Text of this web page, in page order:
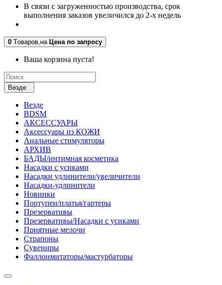
В связи с загруженностью производства, срок
выполнения заказов увеличился до 2-х недель
0 Tоваров, на Цена по запросу
Ваша корзина пуста!
Везде
Везде
BDSM
АКСЕССУАРЫ
Аксессуары из КОЖИ
Анальные стимуляторы
АРХИВ
БАДЫ/интимная косметика
Насадки с усиками
Насадки удлинители/увеличители
Насадки-удлинители
Новинки
Портупеи/платья/гартеры
Презервативы
Презервативы/Насадки с усиками
Приятные мелочи
Страпоны
Сувениры
Фаллоимитаторы/мастурбаторы